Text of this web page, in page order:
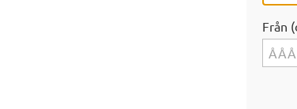
Från